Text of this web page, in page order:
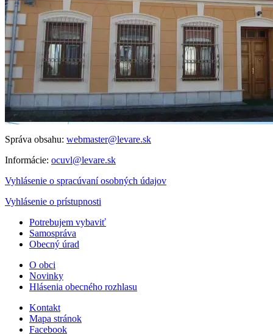
Správa obsahu: webmaster@levare.sk
Informácie: ocuvl@levare.sk
Vyhlásenie o spracúvaní osobných údajov
Vyhlásenie o prístupnosti
Potrebujem vybaviť
Samospráva
Obecný úrad
O obci
Novinky
Hlásenia obecného rozhlasu
Kontakt
Mapa stránok
Facebook